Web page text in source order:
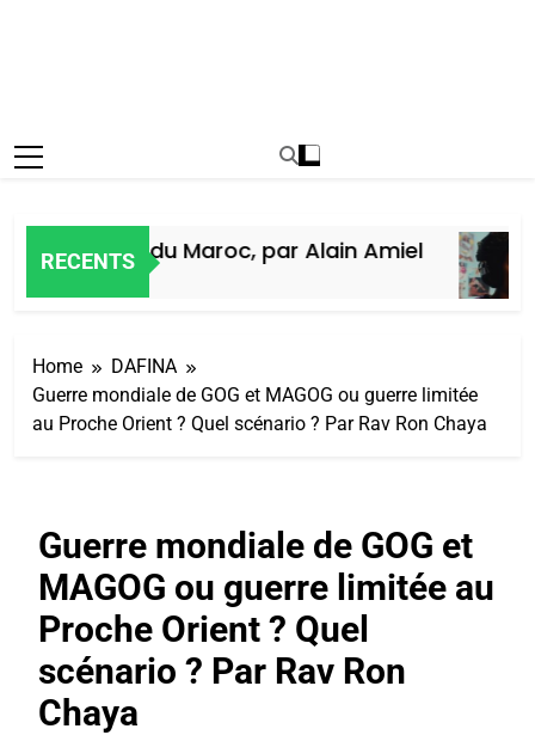
RECENTS
des Juifs du Maroc, par Alain Amiel
Home
DAFINA
Guerre mondiale de GOG et MAGOG ou guerre limitée
au Proche Orient ? Quel scénario ? Par Rav Ron Chaya
Guerre mondiale de GOG et
MAGOG ou guerre limitée au
Proche Orient ? Quel
scénario ? Par Rav Ron
Chaya